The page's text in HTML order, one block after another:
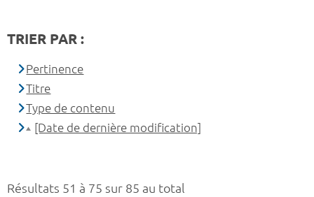
Résultats 51 à 75 sur 85 au total
TRIER PAR :
Pertinence
Titre
Type de contenu
[Date de dernière modification]